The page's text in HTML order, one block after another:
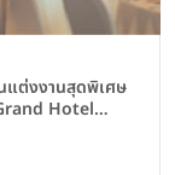
ต่งงานสุดพิเศษ
Hotel